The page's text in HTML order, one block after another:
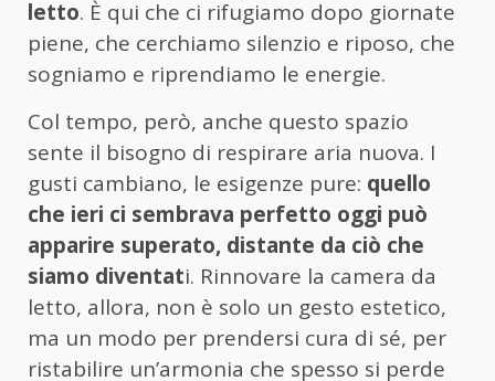
letto. È qui che ci rifugiamo dopo giornate
piene, che cerchiamo silenzio e riposo, che
sogniamo e riprendiamo le energie.
Col tempo, però, anche questo spazio
sente il bisogno di respirare aria nuova. I
gusti cambiano, le esigenze pure: quello
che ieri ci sembrava perfetto oggi può
apparire superato, distante da ciò che
siamo diventati. Rinnovare la camera da
letto, allora, non è solo un gesto estetico,
ma un modo per prendersi cura di sé, per
ristabilire un’armonia che spesso si perde